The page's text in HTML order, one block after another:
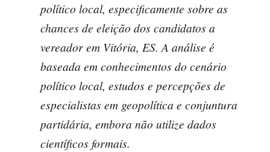
político local, especificamente sobre as
chances de eleição dos candidatos a
vereador em Vitória, ES. A análise é
baseada em conhecimentos do cenário
político local, estudos e percepções de
especialistas em geopolítica e conjuntura
partidária, embora não utilize dados
científicos formais.